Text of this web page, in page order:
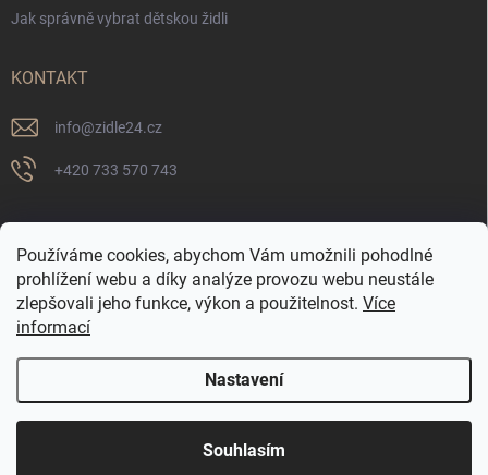
Používáme cookies, abychom Vám umožnili pohodlné
prohlížení webu a díky analýze provozu webu neustále
zlepšovali jeho funkce, výkon a použitelnost. Více
informací
Nastavení
Souhlasím
vybrané produkty. Akce platí pouze po omezenou
Jak správně vybrat dětskou židli
KONTAKT
info@zidle24.cz
+420 733 570 743
PŘIJÍMÁME ONLINE PLATBY
Židle24.cz . Všechna práva vyhrazena.